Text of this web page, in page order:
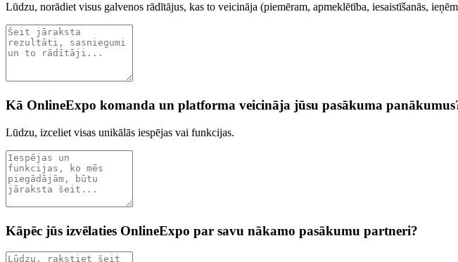
Lūdzu, norādiet visus galvenos rādītājus, kas to veicināja (piemēram, apmeklētība, iesaistīšanās,
Kā OnlineExpo komanda un platforma veicināja jūsu pasākuma
Lūdzu, izceliet visas unikālās iespējas vai funkcijas.
Kāpēc jūs izvēlaties OnlineExpo par savu nākamo pasākumu partneri?